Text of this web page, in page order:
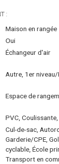
:
Maison en rangée
Oui
Échangeur d'air
Autre, 1er niveau/
Espace de
PVC,
Cul-de-sac,
Garderie/CPE,
cyclable, École
Transport en